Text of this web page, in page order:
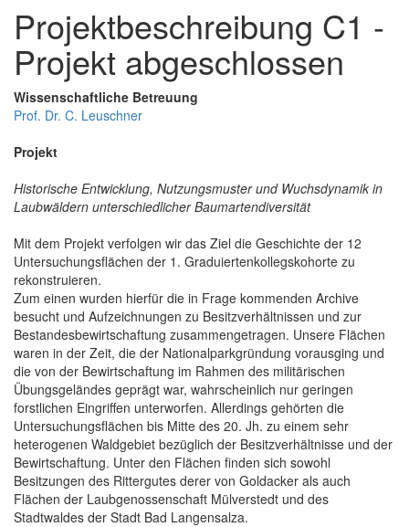
Projektbeschreibung C1 -
Projekt abgeschlossen
Wissenschaftliche Betreuung
Prof. Dr. C. Leuschner
Projekt
Historische Entwicklung, Nutzungsmuster und Wuchsdynamik in
Laubwäldern unterschiedlicher Baumartendiversität
Mit dem Projekt verfolgen wir das Ziel die Geschichte der 12
Untersuchungsflächen der 1. Graduiertenkollegskohorte zu
rekonstruieren.
Zum einen wurden hierfür die in Frage kommenden Archive
besucht und Aufzeichnungen zu Besitzverhältnissen und zur
Bestandesbewirtschaftung zusammengetragen. Unsere Flächen
waren in der Zeit, die der Nationalparkgründung vorausging und
die von der Bewirtschaftung im Rahmen des militärischen
Übungsgeländes geprägt war, wahrscheinlich nur geringen
forstlichen Eingriffen unterworfen. Allerdings gehörten die
Untersuchungsflächen bis Mitte des 20. Jh. zu einem sehr
heterogenen Waldgebiet bezüglich der Besitzverhältnisse und der
Bewirtschaftung. Unter den Flächen finden sich sowohl
Besitzungen des Rittergutes derer von Goldacker als auch
Flächen der Laubgenossenschaft Mülverstedt und des
Stadtwaldes der Stadt Bad Langensalza.